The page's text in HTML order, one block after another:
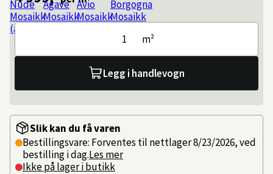
m²
Legg i handlevogn
Slik kan du få varen
Bestillingsvare: Forventes til nettlager 8/23/2026, ved
bestilling i dag.Les mer
Ikke på lager i butikk